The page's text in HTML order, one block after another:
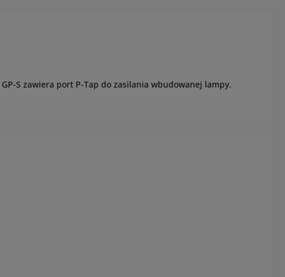
GP-S zawiera port P-Tap do zasilania wbudowanej lampy.